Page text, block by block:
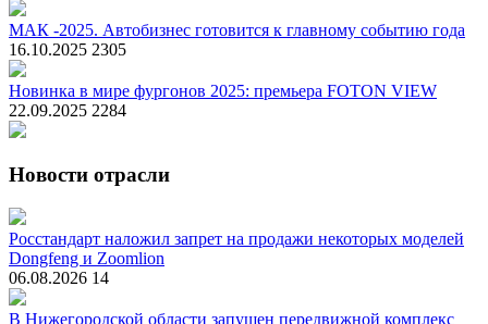
МАК -2025. Автобизнес готовится к главному событию года
16.10.2025 2305
Новинка в мире фургонов 2025: премьера FOTON VIEW
22.09.2025 2284
Новости отрасли
Росстандарт наложил запрет на продажи некоторых моделей
Dongfeng и Zoomlion
06.08.2026 14
В Нижегородской области запущен передвижной комплекс